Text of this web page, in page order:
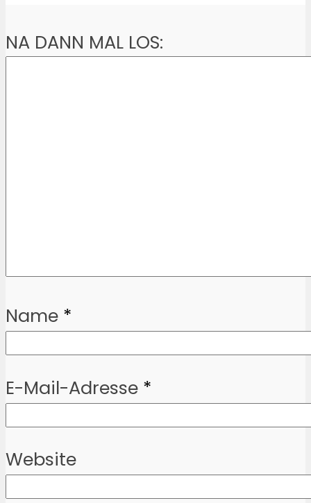
NA DANN MAL LOS:
Name *
E-Mail-Adresse *
Website